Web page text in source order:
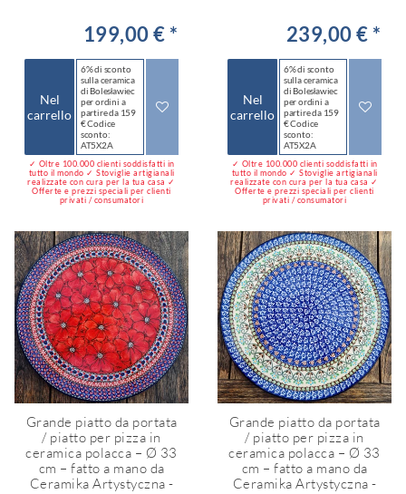
199,00 € *
Nel
carrello
6% di sconto
sulla ceramica
di Bolesławiec
per ordini a
partire da 159
€ Codice
sconto:
AT5X2A
✓ Oltre 100.000 clienti soddisfatti in
tutto il mondo ✓ Stoviglie artigianali
realizzate con cura per la tua casa ✓
Offerte e prezzi speciali per clienti
privati / consumatori
239,00 € *
Nel
carrello
6% di sconto
sulla ceramica
di Bolesławiec
per ordini a
partire da 159
€ Codice
sconto:
AT5X2A
✓ Oltre 100.000 clienti soddisfatti in
tutto il mondo ✓ Stoviglie artigianali
realizzate con cura per la tua casa ✓
Offerte e prezzi speciali per clienti
privati / consumatori
Grande piatto da portata
/ piatto per pizza in
ceramica polacca – Ø 33
cm – fatto a mano da
Ceramika Artystyczna -
Grande piatto da portata
/ piatto per pizza in
ceramica polacca – Ø 33
cm – fatto a mano da
Ceramika Artystyczna -